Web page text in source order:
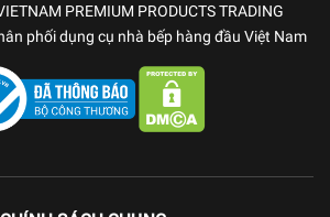
PREMIUM PRODUCTS TRADING
phối dụng cụ nhà bếp hàng đầu Việt Nam